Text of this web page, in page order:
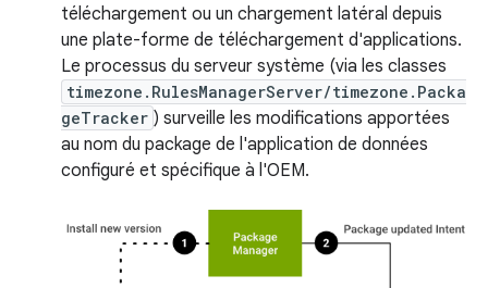
téléchargement ou un chargement latéral depuis
une plate-forme de téléchargement d'applications.
Le processus du serveur système (via les classes
timezone.RulesManagerServer/timezone.Packa
geTracker ) surveille les modifications apportées
au nom du package de l'application de données
configuré et spécifique à l'OEM.